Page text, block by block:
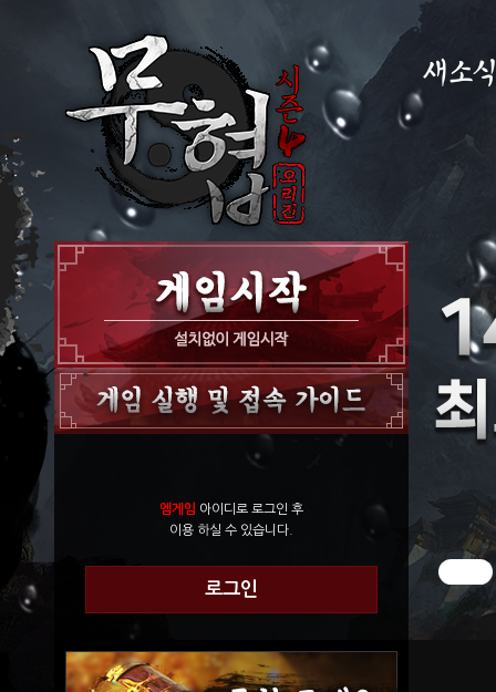
새소
GM노트
엠게임 아이디로 로그인 후
이용 하실 수 있습니다.
로그인